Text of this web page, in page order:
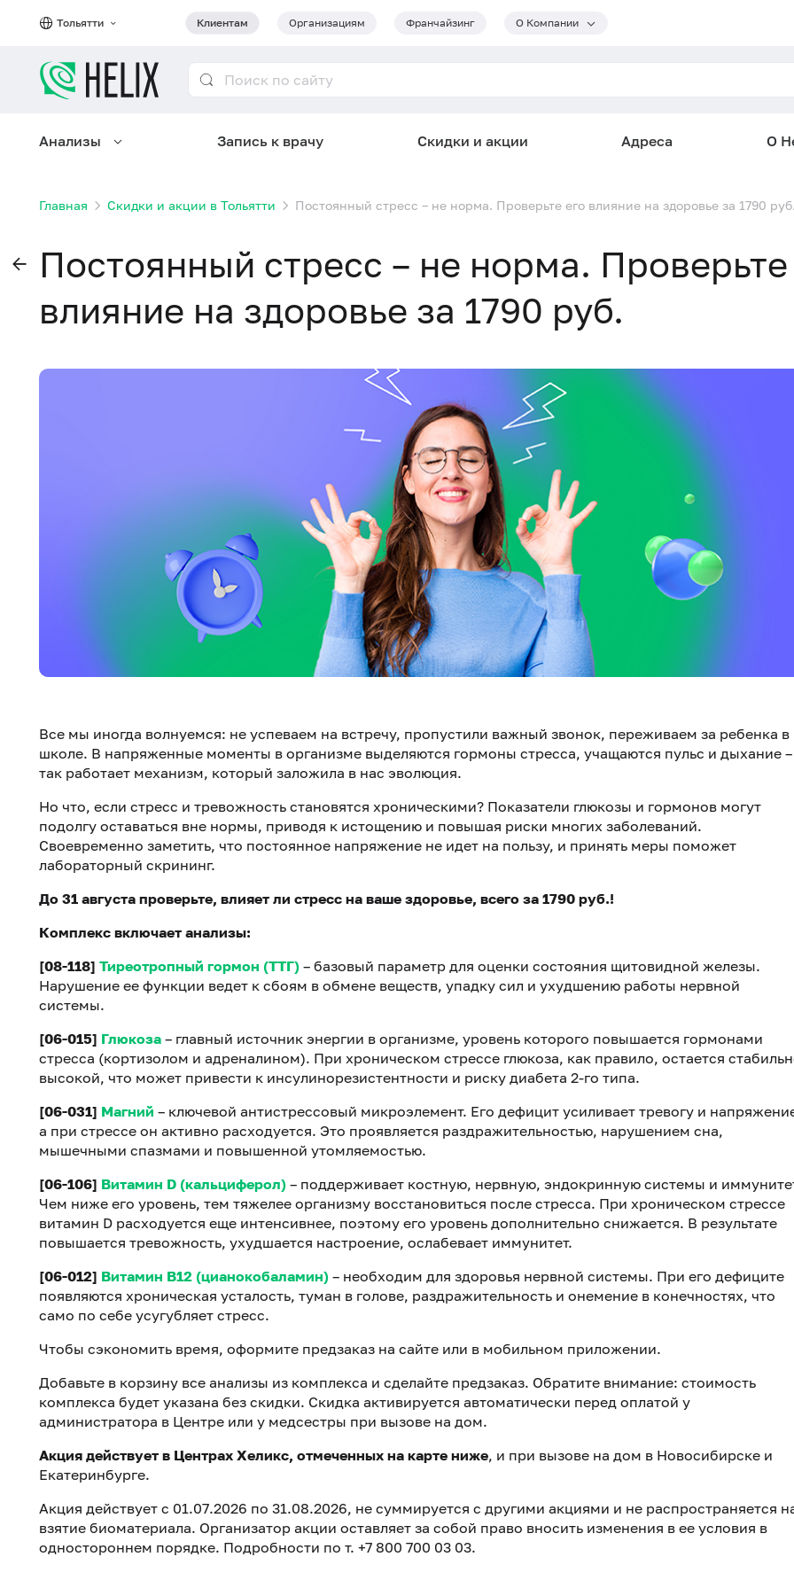
Тольятти Клиентам Организациям Франчайзинг О Компании
Анализы Запись к врачу Скидки и акции Адреса О
Главная Скидки и акции в Тольятти Постоянный стресс – не норма. Проверьте его влияние на здоровье за 1790 руб.
Постоянный стресс – не норма. Проверьте
влияние на здоровье за 1790 руб.
Все мы иногда волнуемся: не успеваем на встречу, пропустили важный звонок, переживаем за ребенка в
школе. В напряженные моменты в организме выделяются гормоны стресса, учащаются пульс и дыхание –
так работает механизм, который заложила в нас эволюция.
Но что, если стресс и тревожность становятся хроническими? Показатели глюкозы и гормонов могут
подолгу оставаться вне нормы, приводя к истощению и повышая риски многих заболеваний.
Своевременно заметить, что постоянное напряжение не идет на пользу, и принять меры поможет
лабораторный скрининг.
До 31 августа проверьте, влияет ли стресс на ваше здоровье, всего за 1790 руб.!
Комплекс включает анализы:
[08-118] Тиреотропный гормон (ТТГ) – базовый параметр для оценки состояния щитовидной железы.
Нарушение ее функции ведет к сбоям в обмене веществ, упадку сил и ухудшению работы нервной
системы.
[06-015] Глюкоза – главный источник энергии в организме, уровень которого повышается гормонами
стресса (кортизолом и адреналином). При хроническом стрессе глюкоза, как правило, остается
высокой, что может привести к инсулинорезистентности и риску диабета 2-го типа.
[06-031] Магний – ключевой антистрессовый микроэлемент. Его дефицит усиливает тревогу и
а при стрессе он активно расходуется. Это проявляется раздражительностью, нарушением сна,
мышечными спазмами и повышенной утомляемостью.
[06-106] Витамин D (кальциферол) – поддерживает костную, нервную, эндокринную системы и
Чем ниже его уровень, тем тяжелее организму восстановиться после стресса. При хроническом стрессе
витамин D расходуется еще интенсивнее, поэтому его уровень дополнительно снижается. В результате
повышается тревожность, ухудшается настроение, ослабевает иммунитет.
[06-012] Витамин B12 (цианокобаламин) – необходим для здоровья нервной системы. При его дефиците
появляются хроническая усталость, туман в голове, раздражительность и онемение в конечностях, что
само по себе усугубляет стресс.
Чтобы сэкономить время, оформите предзаказ на сайте или в мобильном приложении.
Добавьте в корзину все анализы из комплекса и сделайте предзаказ. Обратите внимание: стоимость
комплекса будет указана без скидки. Скидка активируется автоматически перед оплатой у
администратора в Центре или у медсестры при вызове на дом.
Акция действует в Центрах Хеликс, отмеченных на карте ниже, и при вызове на дом в Новосибирске и
Екатеринбурге.
Акция действует с 01.07.2026 по 31.08.2026, не суммируется с другими акциями и не распространяется
взятие биоматериала. Организатор акции оставляет за собой право вносить изменения в ее условия в
одностороннем порядке. Подробности по т. +7 800 700 03 03.